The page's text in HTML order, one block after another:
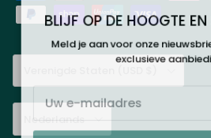
Land/Regio
Taal
Nederlands
BLIJF OP DE HOOGTE
Meld je aan voor onze
exclusieve